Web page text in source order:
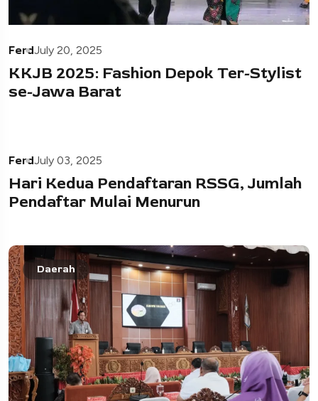
FerdJuly 20, 2025
KKJB 2025: Fashion Depok Ter-Stylist
se-Jawa Barat
FerdJuly 03, 2025
Hari Kedua Pendaftaran RSSG, Jumlah
Pendaftar Mulai Menurun
Daerah